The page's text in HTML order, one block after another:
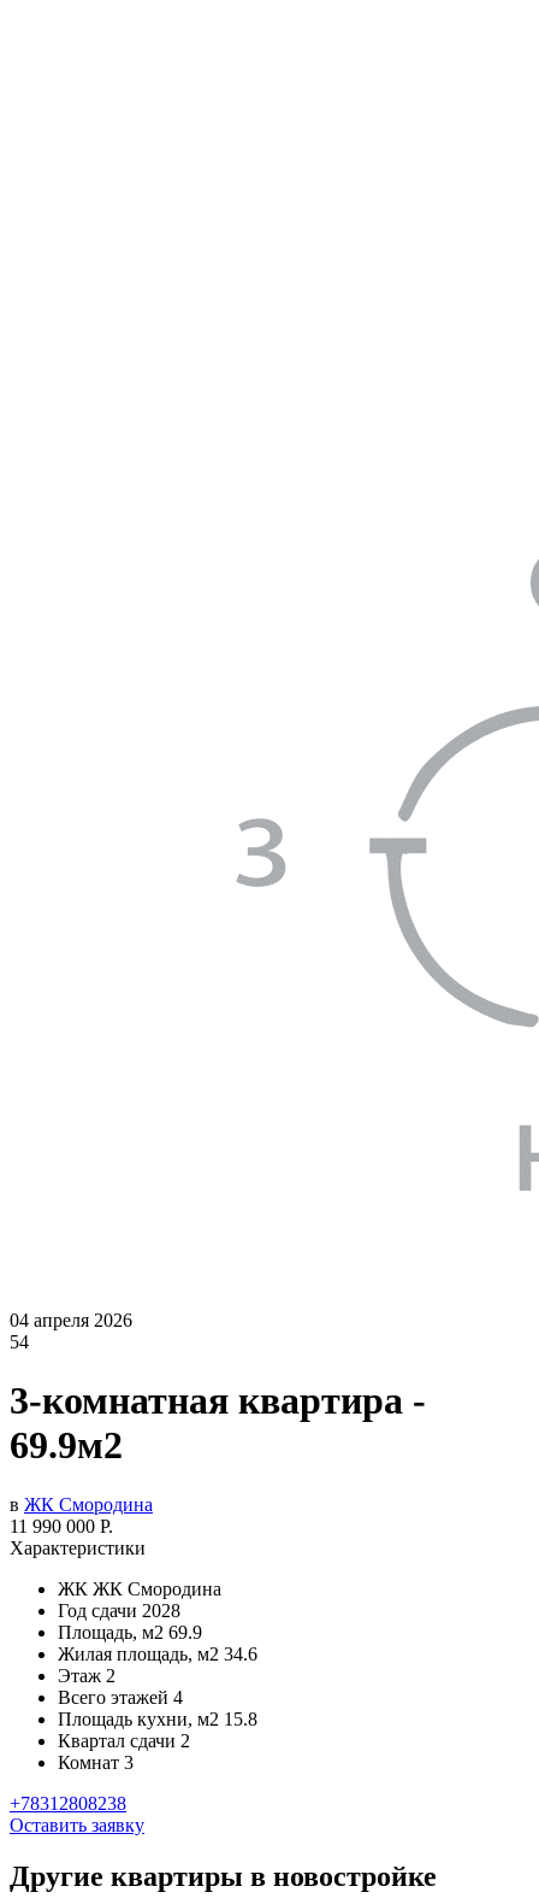
04 апреля 2026
54
3-комнатная квартира -
69.9м2
в ЖК Смородина
11 990 000 Р.
Характеристики
ЖК ЖК Смородина
Год сдачи 2028
Площадь, м2 69.9
Жилая площадь, м2 34.6
Этаж 2
Всего этажей 4
Площадь кухни, м2 15.8
Квартал сдачи 2
Комнат 3
+78312808238
Оставить заявку
Другие квартиры в новостройке